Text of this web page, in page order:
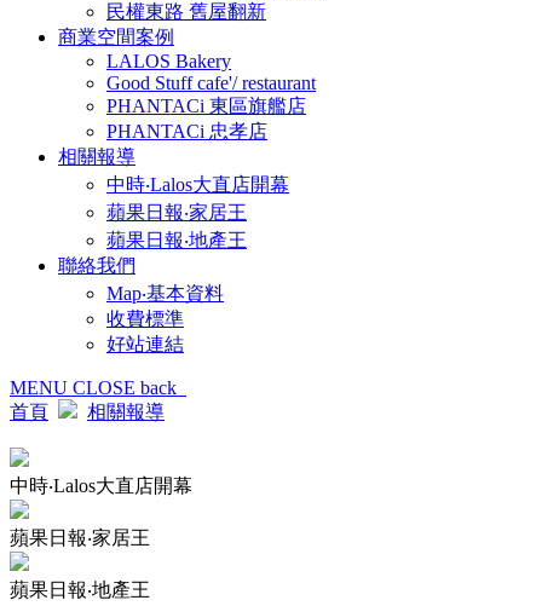
民權東路 舊屋翻新
商業空間案例
LALOS Bakery
Good Stuff cafe'/ restaurant
PHANTACi 東區旗艦店
PHANTACi 忠孝店
相關報導
中時‧Lalos大直店開幕
蘋果日報‧家居王
蘋果日報‧地產王
聯絡我們
Map‧基本資料
收費標準
好站連結
MENU CLOSE back
首頁
相關報導
中時‧Lalos大直店開幕
蘋果日報‧家居王
蘋果日報‧地產王